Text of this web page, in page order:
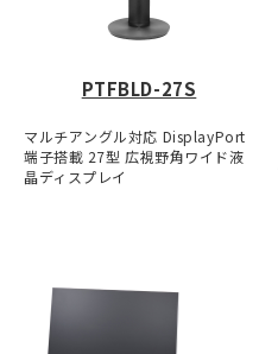
PTFBLD-27S
マルチアングル対応 DisplayPort
端子搭載 27型 広視野角ワイド液
晶ディスプレイ